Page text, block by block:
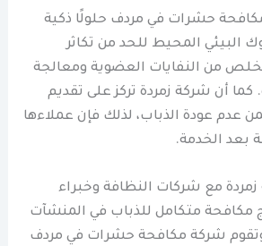
حشرات في مردف حلولًا ذكية
البيئي المحيط للحد من تكاثر
من النفايات العضوية ومعالجة
كما أن شركة زمردة تركز على تقديم
عدم عودة الذباب، لذلك فإن عملاءها
بعد الخدمة.
زمردة مع شركات النظافة وخبراء
مكافحة متكامل للذباب في المنشآت
وتقوم شركة مكافحة حشرات في مردف